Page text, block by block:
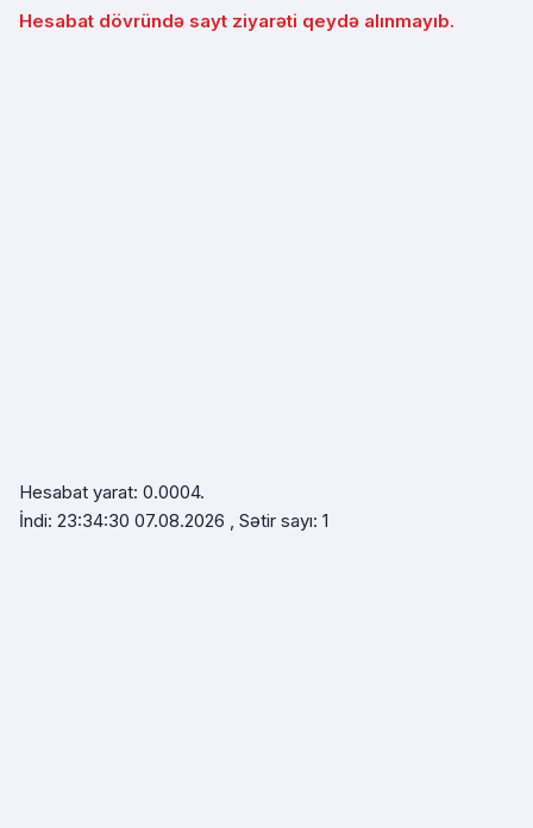
Hesabat dövründə sayt ziyarəti qeydə alınmayıb.
Hesabat yarat: 0.0004.
İndi: 23:34:30 07.08.2026 , Sətir sayı: 1